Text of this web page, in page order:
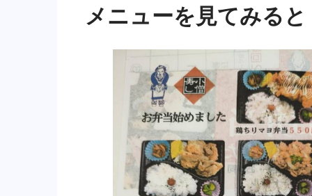
メニューを見てみると